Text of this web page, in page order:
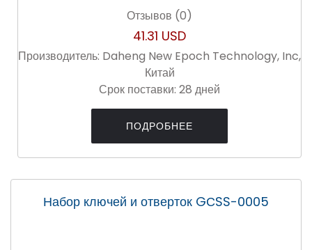
Отзывов (0)
41.31 USD
Производитель: Daheng New Epoch Technology, Inc,
Китай
Срок поставки: 28 дней
ПОДРОБНЕЕ
Набор ключей и отверток GСSS-0005